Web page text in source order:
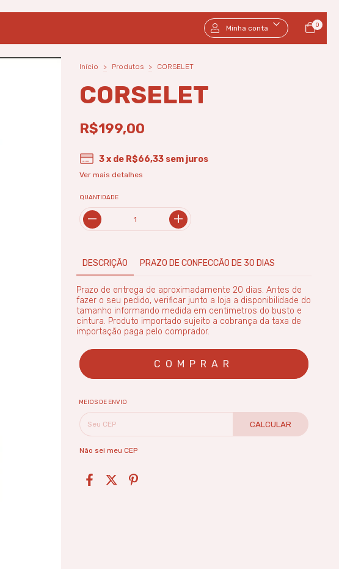
Minha conta 0
Início > Produtos > CORSELET
CORSELET
R$199,00
3x de R$66,33 sem juros
Ver mais detalhes
QUANTIDADE
DESCRIÇÃO PRAZO DE CONFECCÃO DE 30 DIAS
Prazo de entrega de aproximadamente 20 dias. Antes de
fazer o seu pedido, verificar junto a loja a disponibilidade do
tamanho informando medida em centimetros do busto e
cintura. Produto importado sujeito a cobrança da taxa de
importação paga pelo comprador.
MEIOS DE ENVIO
CALCULAR
Não sei meu CEP